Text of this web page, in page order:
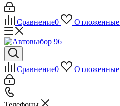
Сравнение0 Отложенные
Сравнение0 Отложенные